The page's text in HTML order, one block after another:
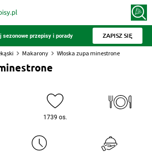
sezonowe przepisy i porady ZAPISZ SIĘ
Makarony Włoska zupa minestrone
1739 os.